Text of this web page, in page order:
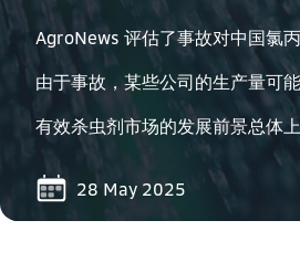
AgroNews 评估了事故对中国氯
由于事故，某些公司的生产量可
有效杀虫剂市场的发展前景总体
28 May 2025